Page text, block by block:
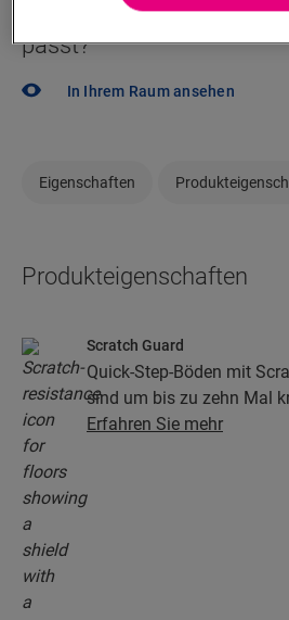
zu Ihrem Stil und Ihren
passt?
In Ihrem Raum ansehen
Eigenschaften
Produkteigenschaften
Scratch Guard
Quick-Step-Böden mit
sind um bis zu zehn Mal
herkömmliche Böden.
Erfahren Sie mehr